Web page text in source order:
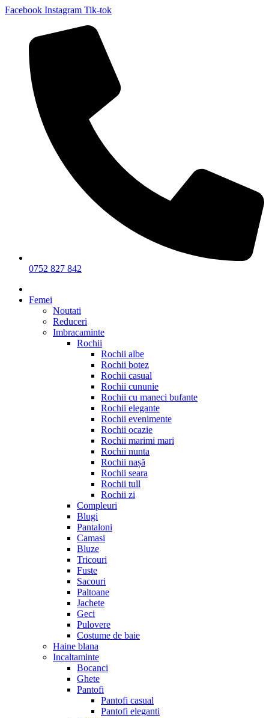
Facebook Instagram Tik-tok
0752 827 842
Femei
Noutati
Reduceri
Imbracaminte
Rochii
Rochii albe
Rochii botez
Rochii casual
Rochii cununie
Rochii cu maneci bufante
Rochii elegante
Rochii evenimente
Rochii ocazie
Rochii marimi mari
Rochii nunta
Rochii nașă
Rochii seara
Rochii tull
Rochii zi
Compleuri
Blugi
Pantaloni
Camasi
Bluze
Tricouri
Fuste
Sacouri
Paltoane
Jachete
Geci
Pulovere
Costume de baie
Haine blana
Incaltaminte
Bocanci
Ghete
Pantofi
Pantofi casual
Pantofi eleganti